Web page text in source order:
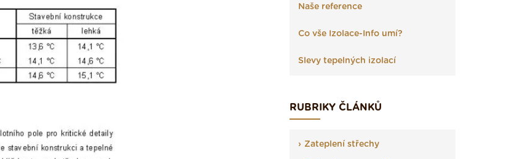
Naše reference
Co vše Izolace-Info umí?
Slevy tepelných izolací
RUBRIKY ČLÁNKŮ
Zateplení střechy